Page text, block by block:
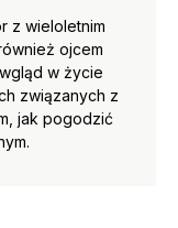
z wieloletnim
ojcem
w życie
związanych z
jak pogodzić